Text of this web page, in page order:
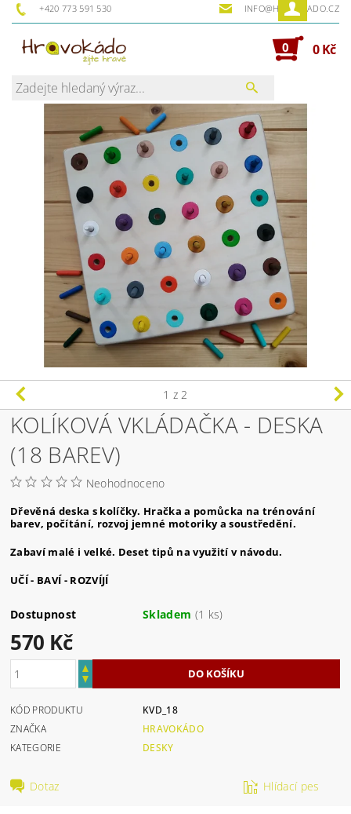
+420 773 591 530 INFO@HRAVOKADO.CZ
0 0 Kč
1 z 2
KOLÍKOVÁ VKLÁDAČKA - DESKA
(18 BAREV)
Neohodnoceno
Dřevěná deska s kolíčky. Hračka a pomůcka na trénování
barev, počítání, rozvoj jemné motoriky a soustředění.
Zabaví malé i velké. Deset tipů na využití v návodu.
UČÍ - BAVÍ - ROZVÍJÍ
Dostupnost Skladem (1 ks)
570 Kč
KÓD PRODUKTU
KVD_18
ZNAČKA
HRAVOKÁDO
KATEGORIE
DESKY
Dotaz Hlídací pes